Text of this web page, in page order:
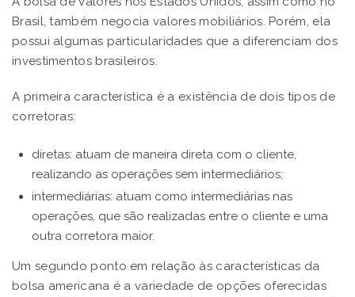
Brasil, também negocia valores mobiliários. Porém, ela
possui algumas particularidades que a diferenciam dos
investimentos brasileiros.
A primeira característica é a existência de dois tipos de
corretoras:
diretas: atuam de maneira direta com o cliente,
realizando as operações sem intermediários;
intermediárias: atuam como intermediárias nas
operações, que são realizadas entre o cliente e uma
outra corretora maior.
Um segundo ponto em relação às características da
bolsa americana é a variedade de opções oferecidas